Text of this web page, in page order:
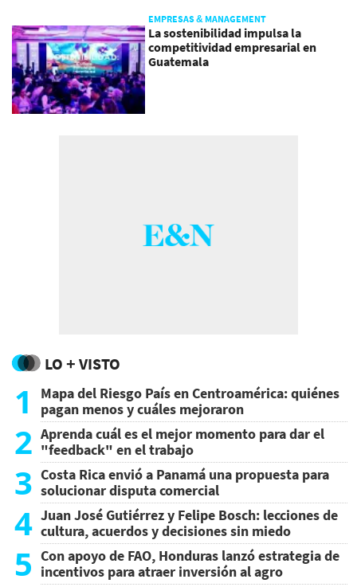
EMPRESAS & MANAGEMENT
La sostenibilidad impulsa la
competitividad empresarial en
Guatemala
LO + VISTO
1
Mapa del Riesgo País en Centroamérica: quiénes
pagan menos y cuáles mejoraron
2 Aprenda cuál es el mejor momento para dar el
"feedback" en el trabajo
3 Costa Rica envió a Panamá una propuesta para
solucionar disputa comercial
4 Juan José Gutiérrez y Felipe Bosch: lecciones de
cultura, acuerdos y decisiones sin miedo
5 Con apoyo de FAO, Honduras lanzó estrategia de
incentivos para atraer inversión al agro